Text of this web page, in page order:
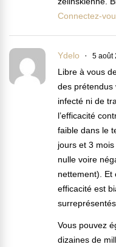
Connectez-
Ydelo 5 août
Libre à vous
des prétendus
infecté ni de
l’efficacité
faible dans le
jours et 3 mois
nulle voire
nettement). Et
efficacité est
Vous pouvez
dizaines de